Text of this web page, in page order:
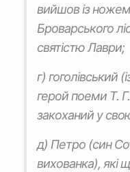
вийшов із
Броварського
святістю Лаври;
г) гоголівський
герой поеми Т.
закоханий у
д) Петро (син
вихованка), які